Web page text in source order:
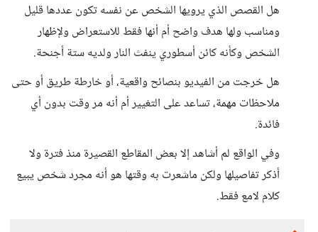
هل القصص الذي يرويها الشخص عن نفسه تكون عددها قليل
ومناسب ولها هدف واضح أم أنها فقط للاستعراض ولإظهار
الشخص وكأنه كائن أسطوري ينفث النار ولديه ستة أجنحة.
هل خرجت من الفيديو بنصائح واقعية، أو خارطة طريق أو حتى
ملاحظات مهمة، تساعد على التغيير أم أنه مر وقت بدون أي
فائدة.
وفي الواقع لم أشاهد إلا بعض المقاطع القصيرة منذ فترة ولا
أذكر تفاصيلها ولكن ماشعرت به وقتها هو أنه مجرد شخص يبيع
كلام لامع فقط.